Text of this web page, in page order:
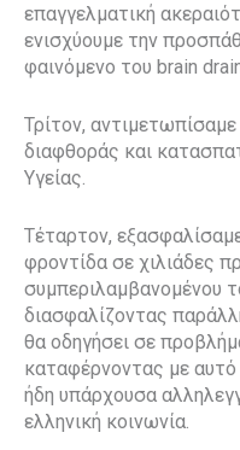
επαγγελματική
ενισχύουμε την
φαινόμενο του brain
Τρίτον,
διαφθοράς και
Υγείας.
Τέταρτον,
φροντίδα σε χιλιάδες
συμπεριλαμβανομένου
διασφαλίζοντας
θα οδηγήσει σε
καταφέρνοντας με
ήδη υπάρχουσα
ελληνική κοινωνία.